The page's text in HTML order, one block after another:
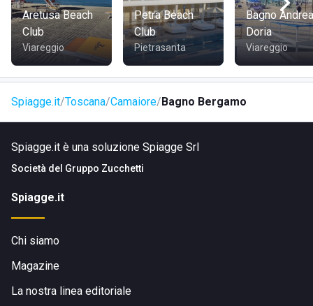
immette sul lungomare.
Aretusa Beach
Club
Viareggio
Petra Beach
Club
Pietrasanta
Bagno Andrea
Doria
Viareggio
Spiagge.it Toscana Camaiore Bagno Bergamo
Spiagge.it è una soluzione Spiagge Srl
Società del Gruppo Zucchetti
Spiagge.it
Chi siamo
Magazine
La nostra linea editoriale